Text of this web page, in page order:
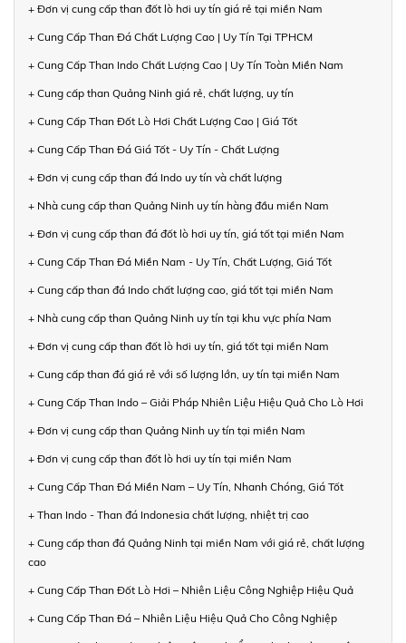
+ Đơn vị cung cấp than đốt lò hơi uy tín giá rẻ tại miền Nam
+ Cung Cấp Than Đá Chất Lượng Cao | Uy Tín Tại TPHCM
+ Cung Cấp Than Indo Chất Lượng Cao | Uy Tín Toàn Miền Nam
+ Cung cấp than Quảng Ninh giá rẻ, chất lượng, uy tín
+ Cung Cấp Than Đốt Lò Hơi Chất Lượng Cao | Giá Tốt
+ Cung Cấp Than Đá Giá Tốt - Uy Tín - Chất Lượng
+ Đơn vị cung cấp than đá Indo uy tín và chất lượng
+ Nhà cung cấp than Quảng Ninh uy tín hàng đầu miền Nam
+ Đơn vị cung cấp than đá đốt lò hơi uy tín, giá tốt tại miền Nam
+ Cung Cấp Than Đá Miền Nam - Uy Tín, Chất Lượng, Giá Tốt
+ Cung cấp than đá Indo chất lượng cao, giá tốt tại miền Nam
+ Nhà cung cấp than Quảng Ninh uy tín tại khu vực phía Nam
+ Đơn vị cung cấp than đốt lò hơi uy tín, giá tốt tại miền Nam
+ Cung cấp than đá giá rẻ với số lượng lớn, uy tín tại miền Nam
+ Cung Cấp Than Indo – Giải Pháp Nhiên Liệu Hiệu Quả Cho Lò Hơi
+ Đơn vị cung cấp than Quảng Ninh uy tín tại miền Nam
+ Đơn vị cung cấp than đốt lò hơi uy tín tại miền Nam
+ Cung Cấp Than Đá Miền Nam – Uy Tín, Nhanh Chóng, Giá Tốt
+ Than Indo - Than đá Indonesia chất lượng, nhiệt trị cao
+ Cung cấp than đá Quảng Ninh tại miền Nam với giá rẻ, chất lượng
cao
+ Cung Cấp Than Đốt Lò Hơi – Nhiên Liệu Công Nghiệp Hiệu Quả
+ Cung Cấp Than Đá – Nhiên Liệu Hiệu Quả Cho Công Nghiệp